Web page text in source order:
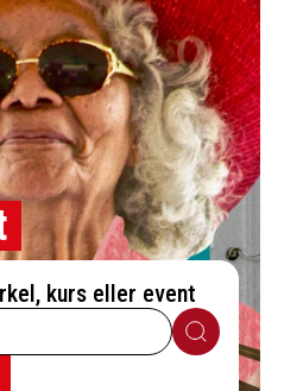
kurs eller event
Sök